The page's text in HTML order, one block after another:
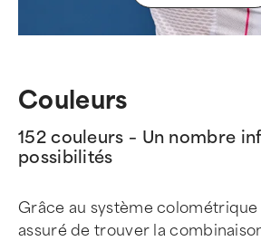
Couleurs
152 couleurs – Un nombre
possibilités
Grâce au système colométrique
assuré de trouver la